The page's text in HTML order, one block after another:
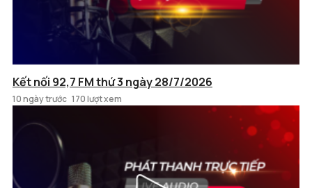
Kết nối 92,7 FM thứ 3 ngày 28/7/2026
10 ngày trước 170 lượt xem